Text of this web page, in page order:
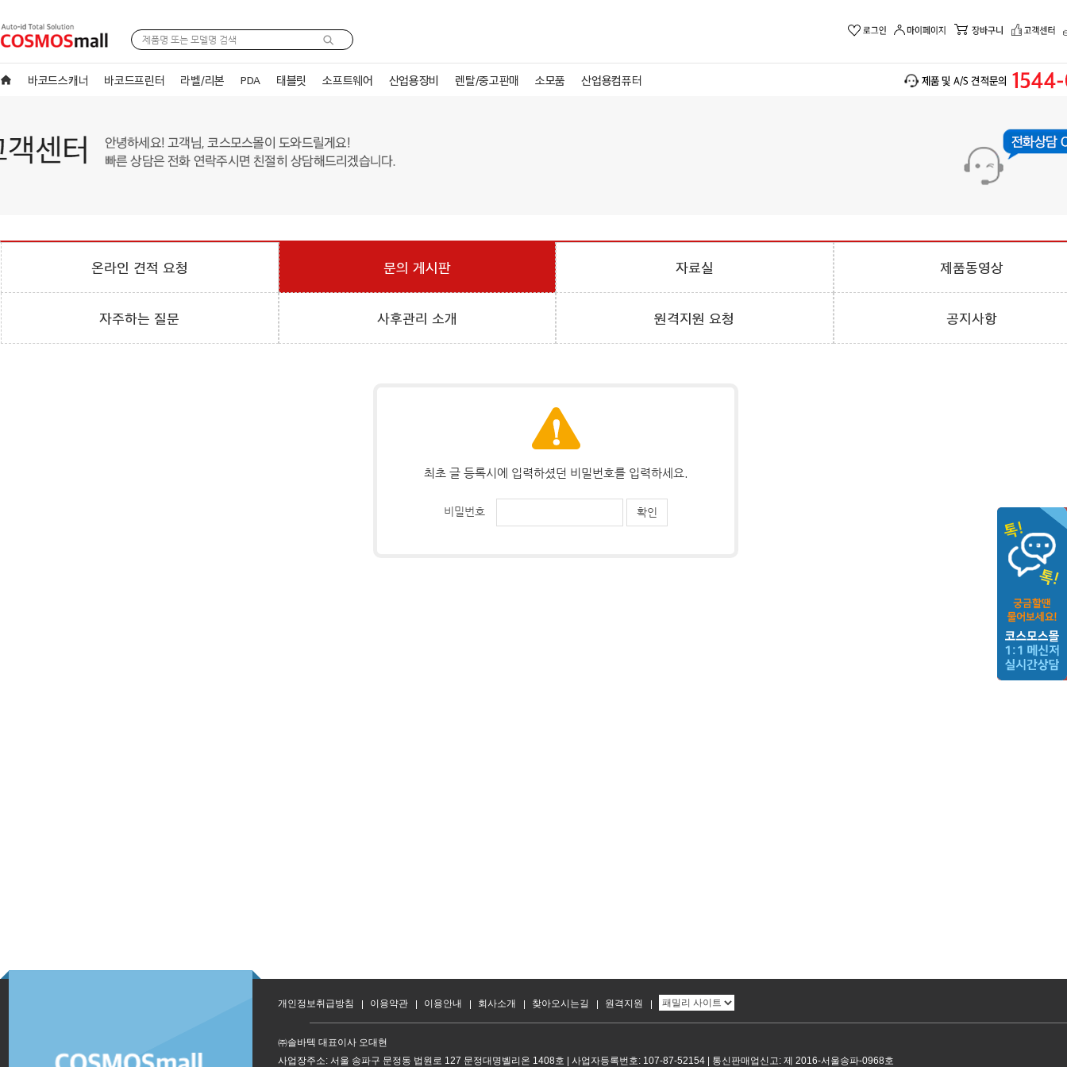
바코드스캐너 바코드프린터 라벨/리본 PDA 태블릿 소프트웨어 산업용장비 렌탈/중고판매 소모품 산업용컴퓨터
온라인 견적 요청 문의 게시판 자료실 제품동영상
자주하는 질문 사후관리 소개 원격지원 요청 공지사항
최초 글 등록시에 입력하셨던 비밀번호를 입력하세요.
비밀번호
개인정보취급방침 이용약관 이용안내 회사소개 찾아오시는길 원격지원
㈜솔바텍 대표이사 오대현
사업장주소: 서울 송파구 문정동 법원로 127 문정대명벨리온 1408호 | 사업자등록번호: 107-87-52154 | 통신판매업신고: 제 2016-서울송파-0968호